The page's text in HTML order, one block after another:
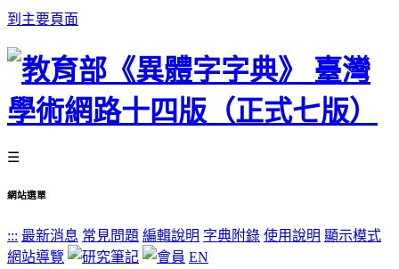
到主要頁面
☰
網站選單
::: 最新消息 常見問題 編輯說明 字典附錄 使用說明 顯示模式
網站導覽
EN